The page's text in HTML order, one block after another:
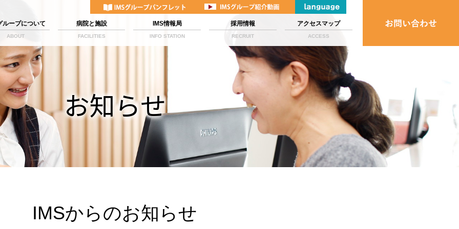
ループについて
ABOUT
病院と施設
FACILITIES
IMS情報局
INFO STATION
採用情報
RECRUIT
アクセスマップ
ACCESS
お知らせ
IMSからのお知らせ